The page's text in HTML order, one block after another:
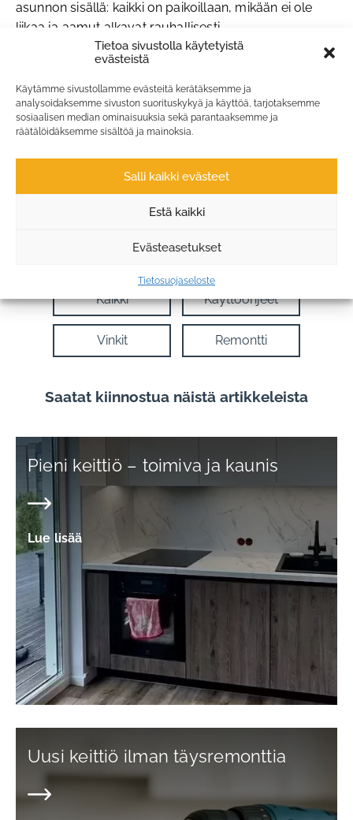
Tietoa sivustolla käytetyistä
evästeistä
Käytämme sivustollamme evästeitä kerätäksemme ja
analysoidaksemme sivuston suorituskykyä ja käyttöä, tarjotaksemme
sosiaalisen median ominaisuuksia sekä parantaaksemme ja
räätälöidäksemme sisältöä ja mainoksia.
Salli kaikki evästeet
Estä kaikki
Evästeasetukset
Tietosuojaseloste
asunnon sisällä: kaikki on paikoillaan, mikään ei ole
liikaa ja aamut alkavat rauhallisesti.
Lisäksi yhtenäinen väripaletti ja laadukkaat materiaalit
tekevät kaapista
harmonisen ja viimeistellyn osan
huonetta.
<< Takaisin blogiin
Kaikki Käyttöohjeet
Vinkit Remontti
Saatat kiinnostua näistä artikkeleista
Pieni keittiö – toimiva ja kaunis
Lue lisää
Uusi keittiö ilman täysremonttia